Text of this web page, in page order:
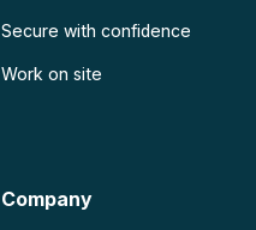
Secure with confidence
Work on site
Company